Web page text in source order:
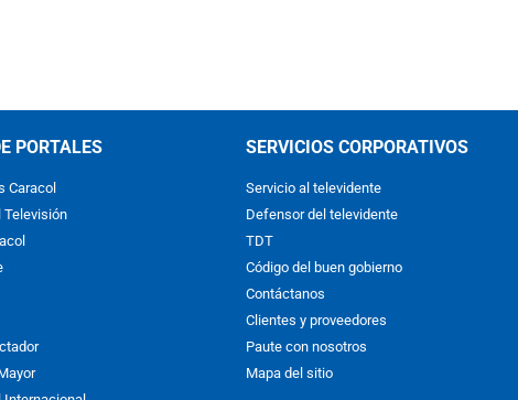
PORTALES
Caracol
Televisión
SERVICIOS CORPORATIVOS
Servicio al televidente
Defensor del televidente
TDT
Código del buen gobierno
Contáctanos
Clientes y proveedores
Paute con nosotros
Mapa del sitio